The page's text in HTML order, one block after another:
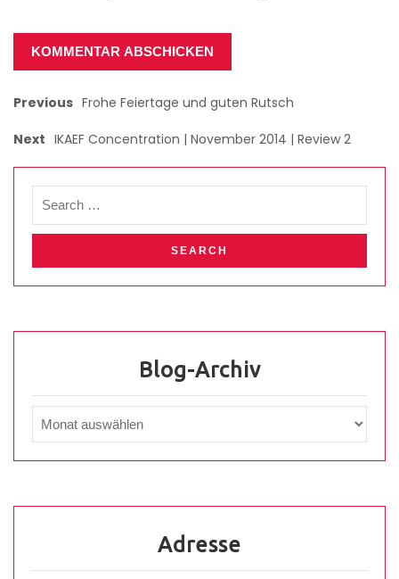
Previous Frohe Feiertage und guten Rutsch
Next IKAEF Concentration | November 2014 | Review 2
Blog-Archiv
Adresse